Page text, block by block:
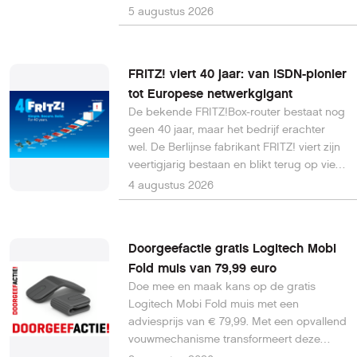
series helderder, contrastrijker en
vloeiender weergeven, maar is voorlopig
5 augustus 2026
FRITZ! viert 40 jaar: van ISDN-pionier
tot Europese netwerkgigant
De bekende FRITZ!Box-router bestaat nog
geen 40 jaar, maar het bedrijf erachter
wel. De Berlijnse fabrikant FRITZ! viert zijn
veertigjarig bestaan en blikt terug op vier
decennia waarin het uitgroeide van een
studentenbedrijf tot een van de
4 augustus 2026
Doorgeefactie gratis Logitech Mobi
Fold muis van 79,99 euro
Doe mee en maak kans op de gratis
Logitech Mobi Fold muis met een
adviesprijs van € 79,99. Met een opvallend
vouwmechanisme transformeert deze